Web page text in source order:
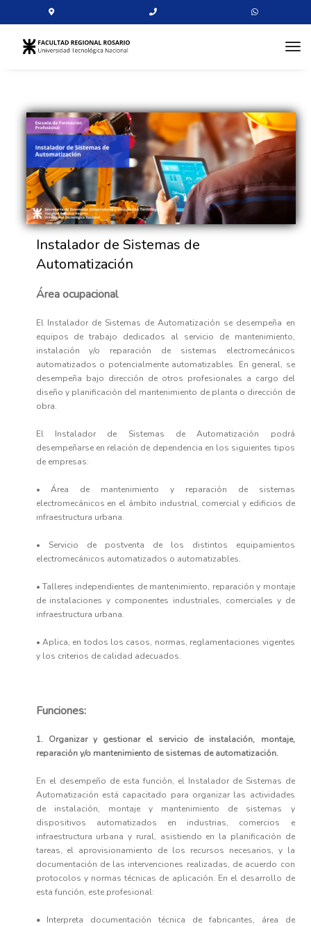
Instalador de Sistemas de
Automatización
Área ocupacional
El Instalador de Sistemas de Automatización se desempeña en
equipos de trabajo dedicados al servicio de mantenimiento,
instalación y/o reparación de sistemas electromecánicos
automatizados o potencialmente automatizables. En general, se
desempeña bajo dirección de otros profesionales a cargo del
diseño y planificación del mantenimiento de planta o dirección de
obra.
El Instalador de Sistemas de Automatización podrá
desempeñarse en relación de dependencia en los siguientes tipos
de empresas:
• Área de mantenimiento y reparación de sistemas
electromecánicos en el ámbito industrial, comercial y edificios de
infraestructura urbana.
• Servicio de postventa de los distintos equipamientos
electromecánicos automatizados o automatizables.
• Talleres independientes de mantenimiento, reparación y montaje
de instalaciones y componentes industriales, comerciales y de
infraestructura urbana.
• Aplica, en todos los casos, normas, reglamentaciones vigentes
y los criterios de calidad adecuados.
Funciones:
1. Organizar y gestionar el servicio de instalación, montaje,
reparación y/o mantenimiento de sistemas de automatización.
En el desempeño de esta función, el Instalador de Sistemas de
Automatización está capacitado para organizar las actividades
de instalación, montaje y mantenimiento de sistemas y
dispositivos automatizados en industrias, comercios e
infraestructura urbana y rural, asistiendo en la planificación de
tareas, el aprovisionamiento de los recursos necesarios, y la
documentación de las intervenciones realizadas, de acuerdo con
protocolos y normas técnicas de aplicación. En el desarrollo de
esta función, este profesional:
• Interpreta documentación técnica de fabricantes, área de